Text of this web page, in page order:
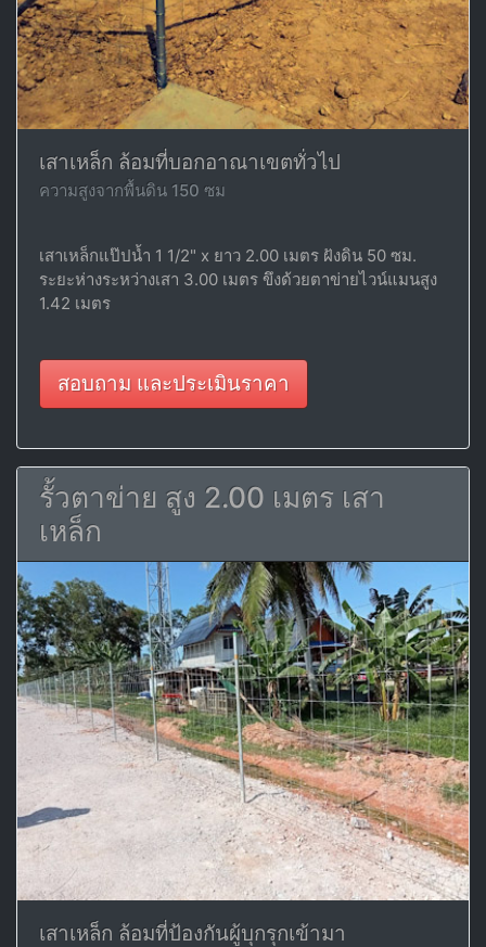
เสาเหล็ก ล้อมที่บอกอาณาเขตทั่วไป
ความสูงจากพื้นดิน 150 ซม
เสาเหล็กแป๊ปน้ำ 1 1/2" x ยาว 2.00 เมตร ฝังดิน 50 ซม.
ระยะห่างระหว่างเสา 3.00 เมตร ขึงด้วยตาข่ายไวน์แมนสูง
1.42 เมตร
สอบถาม และประเมินราคา
รั้วตาข่าย สูง 2.00 เมตร เสา
เหล็ก
เสาเหล็ก ล้อมที่ป้องกันผู้บุกรุกเข้ามา